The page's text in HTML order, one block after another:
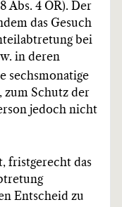
Abs. 4 OR). Der
das Gesuch
bei
in deren
sechsmonatige
zum Schutz der
jedoch nicht
fristgerecht das
Entscheid zu